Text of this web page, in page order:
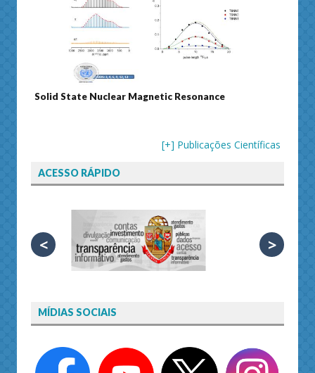
Solid State Nuclear Magnetic Resonance
[+] Publicações Científicas
ACESSO RÁPIDO
< >
MÍDIAS SOCIAIS